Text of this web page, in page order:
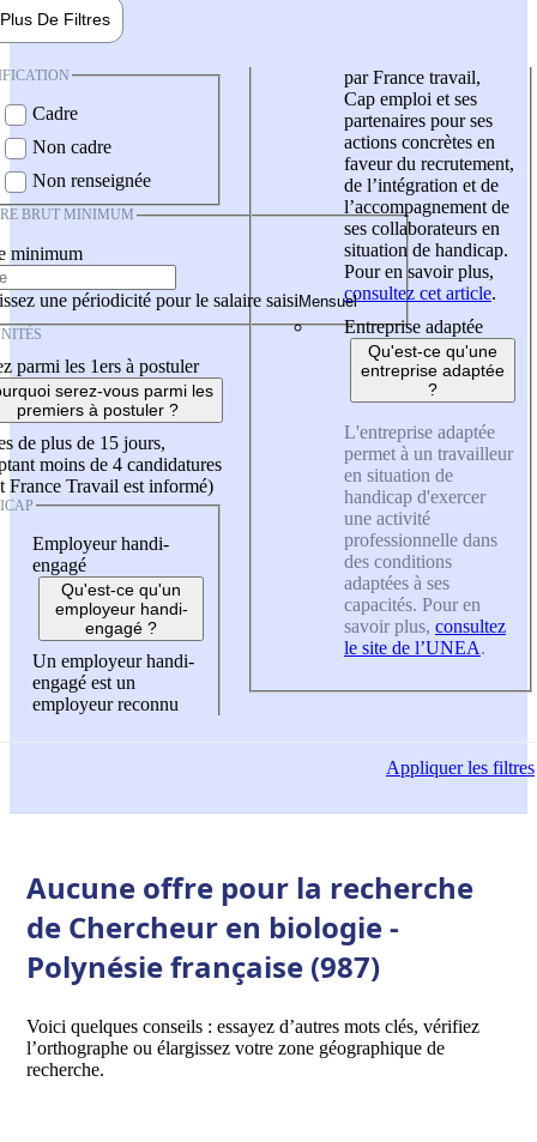
Plus De Filtres
Cadre
Non cadre
Non renseignée
BRUT MINIMUM
minimum
une périodicité pour le salaire saisi
parmi les 1ers à postuler
serez-vous parmi les
premiers à postuler ?
de plus de 15 jours,
moins de 4 candidatures
France Travail est informé)
Employeur handi-
engagé
Qu'est-ce qu'un
employeur handi-
engagé ?
Un employeur handi-
engagé est un
employeur reconnu
par France travail,
Cap emploi et ses
partenaires pour ses
actions concrètes en
faveur du recrutement,
de l’intégration et de
l’accompagnement de
ses collaborateurs en
situation de handicap.
Pour en savoir plus,
consultez cet article.
Entreprise adaptée
Qu'est-ce qu'une
entreprise adaptée
?
L'entreprise adaptée
permet à un travailleur
en situation de
handicap d'exercer
une activité
professionnelle dans
des conditions
adaptées à ses
capacités. Pour en
savoir plus, consultez
le site de l’UNEA.
Appliquerles filtres
Aucune offre pour la recherche
de Chercheur en biologie -
Polynésie française (987)
Voici quelques conseils : essayez d’autres mots clés, vérifiez
l’orthographe ou élargissez votre zone géographique de
recherche.